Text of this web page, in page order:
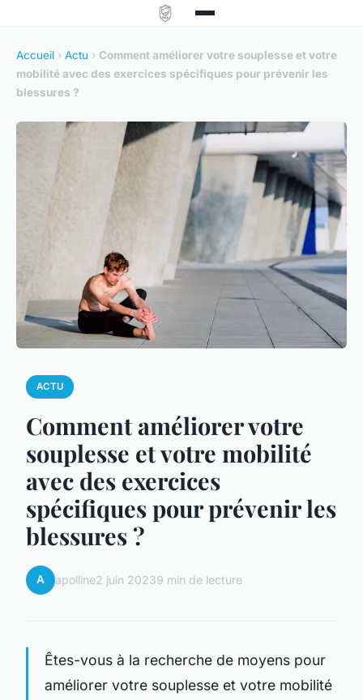
Accueil › Actu › Comment améliorer votre souplesse et votre
mobilité avec des exercices spécifiques pour prévenir les
blessures ?
ACTU
Comment améliorer votre
souplesse et votre mobilité
avec des exercices
spécifiques pour prévenir les
blessures ?
A apolline2 juin 20239 min de lecture
Êtes-vous à la recherche de moyens pour
améliorer votre souplesse et votre mobilité